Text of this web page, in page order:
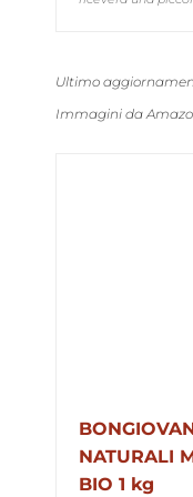
Ultimo
Immagini da
NATURALI
BIO 1 kg